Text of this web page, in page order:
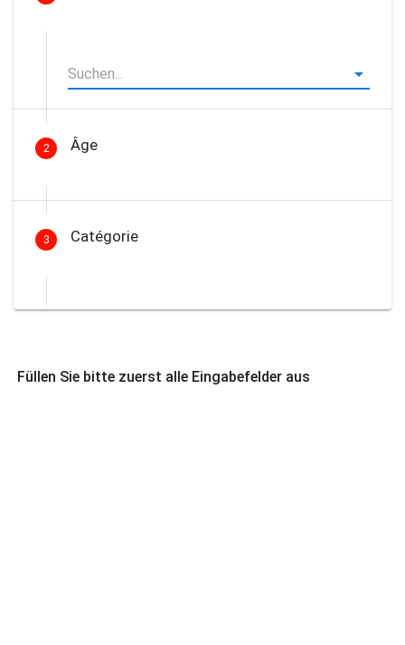
2 Âge
3 Catégorie
Füllen Sie bitte zuerst alle Eingabefelder aus